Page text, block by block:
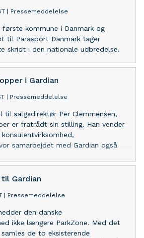
Pressemeddelelse
kommune i Danmark og
til Parasport Danmark tager
skridt i den nationale udbredelse.
i Gardian
Pressemeddelelse
til salgsdirektør Per Clemmensen,
er fratrådt sin stilling. Han vender
samarbejdet med Gardian også
Gardian
Pressemeddelelse
den danske
ikke længere ParkZone. Med det
samles de to eksisterende